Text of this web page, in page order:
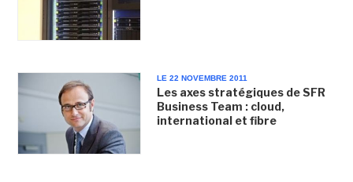
LE 22 NOVEMBRE 2011
Les axes stratégiques de SFR
Business Team : cloud,
international et fibre